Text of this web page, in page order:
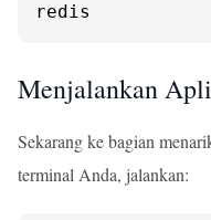
redis
Menjalankan
Sekarang ke bagian
terminal Anda, jalankan: